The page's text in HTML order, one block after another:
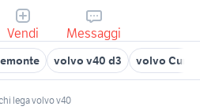
Vendi Messaggi
volvo v40 d3 volvo
lega volvo v40